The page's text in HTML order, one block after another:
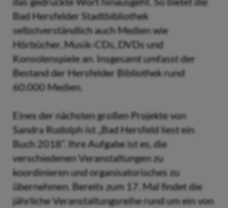
Bad Hersfelder Stadtbibliothek
selbstverständlich auch Medien wie
Hörbücher, Musik-CDs, DVDs und
Konsolenspiele an. Insgesamt umfasst der
Bestand der Hersfelder Bibliothek rund
60.000 Medien.
Eines der nächsten großen Projekte von
Sandra Rudolph ist „Bad Hersfeld liest ein
Buch 2018“. Ihre Aufgabe ist es, die
verschiedenen Veranstaltungen zu
koordinieren und organisatorisches zu
übernehmen. Bereits zum 17. Mal findet die
jährliche Veranstaltungsreihe rund um ein von